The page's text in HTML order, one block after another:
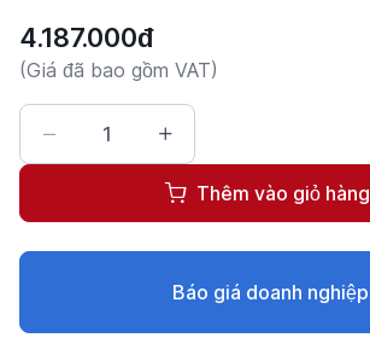
4.187.000đ
(Giá đã bao gồm VAT)
Thêm vào giỏ hàng
Báo giá doanh nghiệp